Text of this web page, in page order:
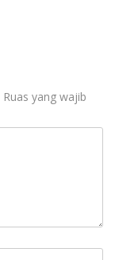
Ruas yang wajib